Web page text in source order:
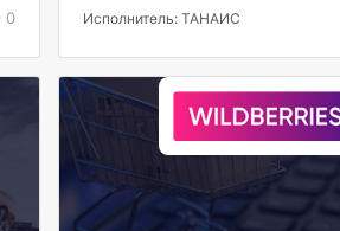
0
6 пользователей Solo
50 видов документов
Исполнитель: ТАНАИС